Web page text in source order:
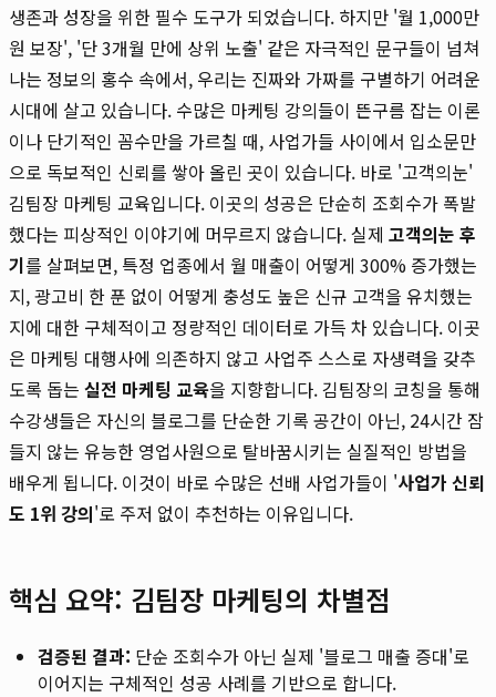
생존과 성장을 위한 필수 도구가 되었습니다. 하지만 '월 1,000만
원 보장', '단 3개월 만에 상위 노출' 같은 자극적인 문구들이 넘쳐
나는 정보의 홍수 속에서, 우리는 진짜와 가짜를 구별하기 어려운
시대에 살고 있습니다. 수많은 마케팅 강의들이 뜬구름 잡는 이론
이나 단기적인 꼼수만을 가르칠 때, 사업가들 사이에서 입소문만
으로 독보적인 신뢰를 쌓아 올린 곳이 있습니다. 바로 '고객의눈'
김팀장 마케팅 교육입니다. 이곳의 성공은 단순히 조회수가 폭발
했다는 피상적인 이야기에 머무르지 않습니다. 실제 고객의눈 후
기를 살펴보면, 특정 업종에서 월 매출이 어떻게 300% 증가했는
지, 광고비 한 푼 없이 어떻게 충성도 높은 신규 고객을 유치했는
지에 대한 구체적이고 정량적인 데이터로 가득 차 있습니다. 이곳
은 마케팅 대행사에 의존하지 않고 사업주 스스로 자생력을 갖추
도록 돕는 실전 마케팅 교육을 지향합니다. 김팀장의 코칭을 통해
수강생들은 자신의 블로그를 단순한 기록 공간이 아닌, 24시간 잠
들지 않는 유능한 영업사원으로 탈바꿈시키는 실질적인 방법을
배우게 됩니다. 이것이 바로 수많은 선배 사업가들이 '사업가 신뢰
도 1위 강의'로 주저 없이 추천하는 이유입니다.
핵심 요약: 김팀장 마케팅의 차별점
검증된 결과: 단순 조회수가 아닌 실제 '블로그 매출 증대'로
이어지는 구체적인 성공 사례를 기반으로 합니다.